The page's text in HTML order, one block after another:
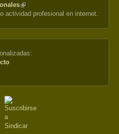
(link
is
actividad profesional en internet.